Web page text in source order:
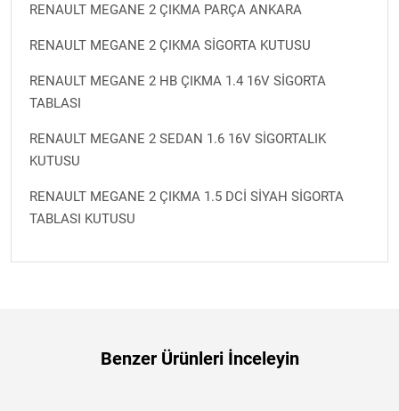
RENAULT MEGANE 2 ÇIKMA PARÇA ANKARA
RENAULT MEGANE 2 ÇIKMA SİGORTA KUTUSU
RENAULT MEGANE 2 HB ÇIKMA 1.4 16V SİGORTA
TABLASI
RENAULT MEGANE 2 SEDAN 1.6 16V SİGORTALIK
KUTUSU
RENAULT MEGANE 2 ÇIKMA 1.5 DCİ SİYAH SİGORTA
TABLASI KUTUSU
Benzer Ürünleri İnceleyin